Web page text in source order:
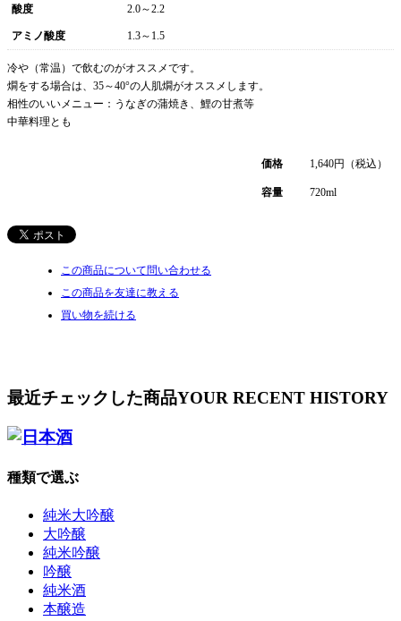
酸度 2.0～2.2
アミノ酸度 1.3～1.5
冷や（常温）で飲むのがオススメです。
燗をする場合は、35～40°の人肌燗がオススメします。
相性のいいメニュー：うなぎの蒲焼き、鯉の甘煮等
中華料理とも
価格 1,640円（税込）
容量 720ml
この商品について問い合わせる
この商品を友達に教える
買い物を続ける
最近チェックした商品YOUR RECENT HISTORY
種類で選ぶ
純米大吟醸
大吟醸
純米吟醸
吟醸
純米酒
本醸造